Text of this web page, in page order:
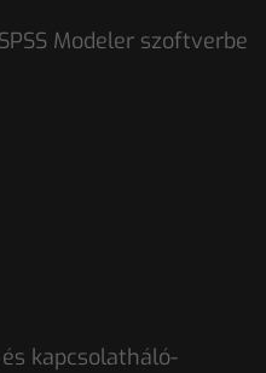
Modeler szoftverbe
kapcsolatháló-